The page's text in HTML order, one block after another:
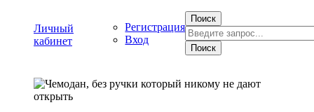
Личный
кабинет
Регистрация
Вход
Поиск
Поиск